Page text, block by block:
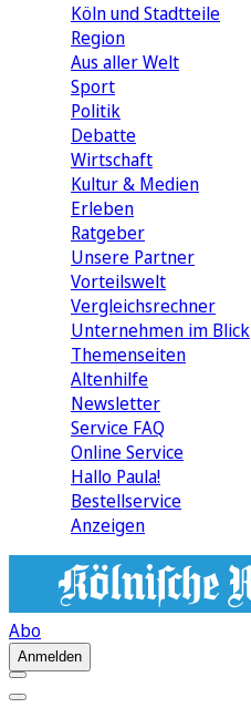
Köln und Stadtteile
Region
Aus aller Welt
Sport
Politik
Debatte
Wirtschaft
Kultur & Medien
Erleben
Ratgeber
Unsere Partner
Vorteilswelt
Vergleichsrechner
Unternehmen im Blick
Themenseiten
Altenhilfe
Newsletter
Service FAQ
Online Service
Hallo Paula!
Bestellservice
Anzeigen
Abo
Anmelden